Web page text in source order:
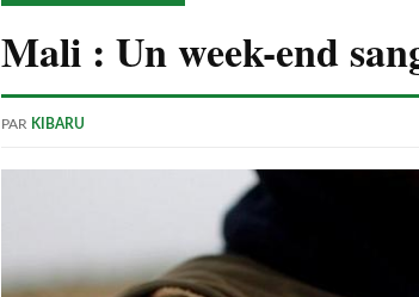
Mali : Un week-end
PAR KIBARU